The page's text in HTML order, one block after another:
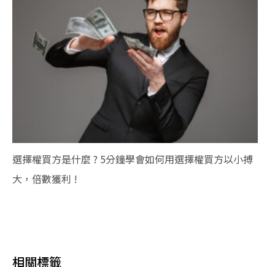
選擇權買方是什麼 ? 5分鐘學會如何用選擇權買方以小搏
大，倍數獲利 !
相關標籤